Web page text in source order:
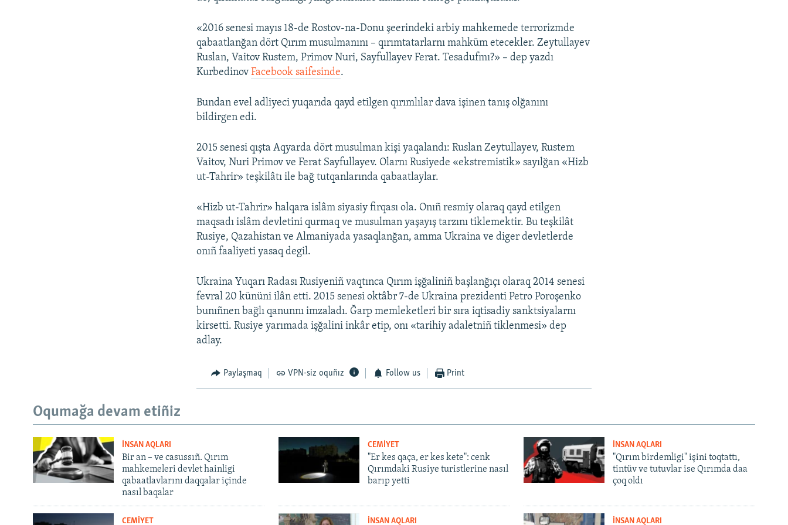
«2016 senesi mayıs 18-de Rostov-na-Donu şeerindeki arbiy mahkemede terrorizmde
qabaatlanğan dört Qırım musulmanını – qırımtatarlarnı mahküm etecekler. Zeytullayev
Ruslan, Vaitov Rustem, Primov Nuri, Sayfullayev Ferat. Tesadufmı?» – dep yazdı
KurbedinovFacebook saifesinde.
Bundan evel adliyeci yuqarıda qayd etilgen qırımlılar dava işinen tanış olğanını
bildirgen edi.
2015 senesi qışta Aqyarda dört musulman kişi yaqalandı: Ruslan Zeytullayev, Rustem
Vaitov, Nuri Primov ve Ferat Sayfullayev. Olarnı Rusiyede «ekstremistik» sayılğan «Hizb
ut-Tahrir» teşkilâtı ile bağ tutqanlarında qabaatlaylar.
«Hizb ut-Tahrir» halqara islâm siyasiy firqası ola. Onıñ resmiy olaraq qayd etilgen
maqsadı islâm devletini qurmaq ve musulman yaşayış tarzını tiklemektir. Bu teşkilât
Rusiye, Qazahistan ve Almaniyada yasaqlanğan, amma Ukraina ve diger devletlerde
onıñ faaliyeti yasaq degil.
Ukraina Yuqarı Radası Rusiyeniñ vaqtınca Qırım işğaliniñ başlanğıçı olaraq 2014 senesi
fevral 20 kününi ilân etti. 2015 senesi oktâbr 7-de Ukraina prezidenti Petro Poroşenko
bunıñnen bağlı qanunnı imzaladı. Ğarp memleketleri bir sıra iqtisadiy sanktsiyalarnı
kirsetti. Rusiye yarımada işğalini inkâr etip, onı «tarihiy adaletniñ tiklenmesi» dep
adlay.
Paylaşmaq VPN-siz oquñız Follow us Print
Oqumağa devam etiñiz
İNSAN AQLARI
Bir an – ve casussıñ. Qırım
mahkemeleri devlet hainligi
qabaatlavlarını daqqalar içinde
nasıl baqalar
CEMİYET
"Er kes qaça, er kes kete": cenk
Qırımdaki Rusiye turistlerine nasıl
barıp yetti
İNSAN AQLARI
"Qırım birdemligi" işini toqtattı,
tintüv ve tutuvlar ise Qırımda daa
çoq oldı
CEMİYET İNSAN AQLARI İNSAN AQLARI